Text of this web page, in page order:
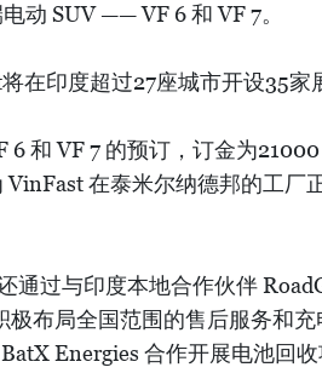
动 SUV —— VF 6 和 VF 7。
在印度超过27座城市开设35家
6 和 VF 7 的预订，订金为
在泰米尔纳德邦的工厂
通过与印度本地合作伙伴
布局全国范围的售后服务和充
Energies 合作开展电池回